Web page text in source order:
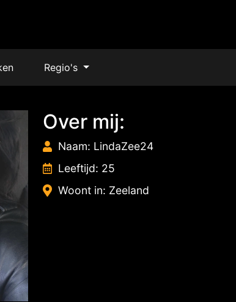
Regio's
Over mij:
Naam: LindaZee24
Leeftijd: 25
Woont in: Zeeland